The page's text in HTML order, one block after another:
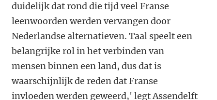
duidelijk dat rond die tijd veel Franse
leenwoorden werden vervangen door
Nederlandse alternatieven. Taal speelt een
belangrijke rol in het verbinden van
mensen binnen een land, dus dat is
waarschijnlijk de reden dat Franse
invloeden werden geweerd,' legt Assendelft